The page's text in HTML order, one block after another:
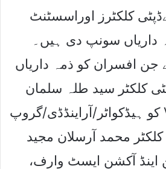
کلکٹرز اوراسسٹنٹ
داریاں سونپ دی ہیں۔
جن افسران کو ذمہ داریاں
کلکٹر سید طلہ سلمان
کو ہیڈکواٹر/آراینڈڈی/گروپ V /ایکسٹرنل آڈٹ/
محمد آرسلان مجید
اینڈ آکشن ایسٹ وارف،